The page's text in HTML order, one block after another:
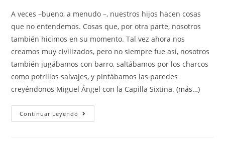
A veces –bueno, a menudo –, nuestros hijos hacen cosas
que no entendemos. Cosas que, por otra parte, nosotros
también hicimos en su momento. Tal vez ahora nos
creamos muy civilizados, pero no siempre fue así, nosotros
también jugábamos con barro, saltábamos por los charcos
como potrillos salvajes, y pintábamos las paredes
creyéndonos Miguel Ángel con la Capilla Sixtina.(más…)
Continuar Leyendo